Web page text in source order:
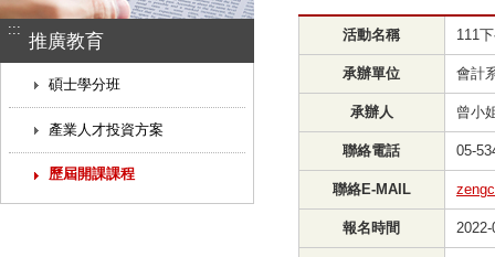
:::
推廣教育
碩士學分班
產業人才投資方案
歷屆開課課程
活動名稱 111
承辦單位 會計
承辦人 曾小
聯絡電話 05-
聯絡E-MAIL
報名時間 2022-